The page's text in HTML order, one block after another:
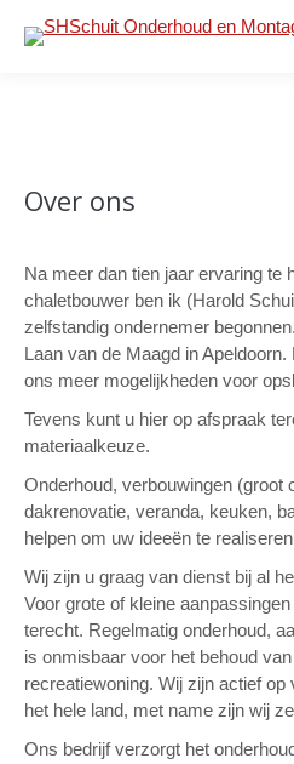
Over ons
Na meer dan tien jaar ervaring te
chaletbouwer ben ik (Harold
zelfstandig ondernemer
Laan van de Maagd in
ons meer mogelijkheden voor
Tevens kunt u hier op afspraak
materiaalkeuze.
Onderhoud, verbouwingen (groot
dakrenovatie, veranda, keuken,
helpen om uw ideeën te
Wij zijn u graag van dienst bij al
Voor grote of kleine
terecht. Regelmatig onderhoud,
is onmisbaar voor het behoud
recreatiewoning. Wij zijn actief
het hele land, met name zijn wij
Ons bedrijf verzorgt het